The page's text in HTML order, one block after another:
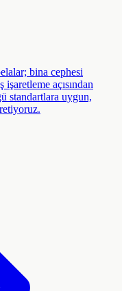
bina cephesi
açısından
standartlara uygun,